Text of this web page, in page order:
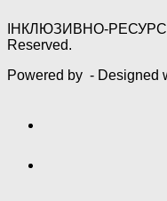
ІНКЛЮЗИВНО-
Reserved.
Powered by - Designed